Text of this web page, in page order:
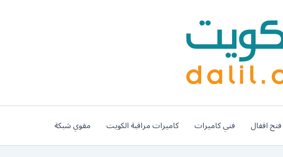
فتح اقفال فني كاميرات كاميرات مراقبة الكويت مقوي شبكة